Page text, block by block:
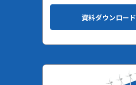
資料ダウンロード